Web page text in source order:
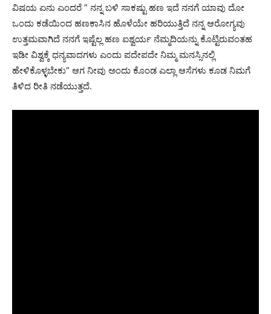
ವಿಷಯ ಏನು ಎಂದರೆ ” ನನ್ನ ಬಳಿ ಸಾಕಷ್ಟು ಹಣ ಇದೆ ನನಗೆ ಯಾವು ದೋ
ಒಂದು ಕಡೆಯಿಂದ ಹಣಕಾಸಿನ ಹೊಳೆಯೇ ಹರಿಯುತ್ತಿದೆ ನನ್ನ ಆರೋಗ್ಯವು
ಉತ್ತಮವಾಗಿದೆ ನನಗೆ ಇಷ್ಟೆಲ್ಲ ಹಣ ಐಶ್ವರ್ಯ ನೆಮ್ಮದಿಯನ್ನು ಕೊಟ್ಟಿರುವಂತಹ
ಇಡೀ ವಿಶ್ವಕ್ಕೆ ಧನ್ಯವಾದಗಳು ಎಂದು ಪದೇಪದೇ ನಿಮ್ಮ ಮನಸ್ಸಿನಲ್ಲಿ
ಹೇಳಿಕೊಳ್ಳಬೇಕು” ಆಗ ನೀವು ಅಂದು ಕೊಂಡ ಎಲ್ಲಾ ಆಸೆಗಳು ಕೂಡ ನಿಮಗೆ
ತಿಳಿದ ರೀತಿ ನಡೆಯುತ್ತದೆ.